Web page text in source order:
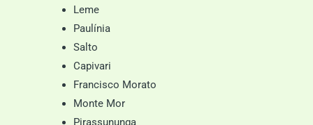
Leme
Paulínia
Salto
Capivari
Francisco Morato
Monte Mor
Pirassununga